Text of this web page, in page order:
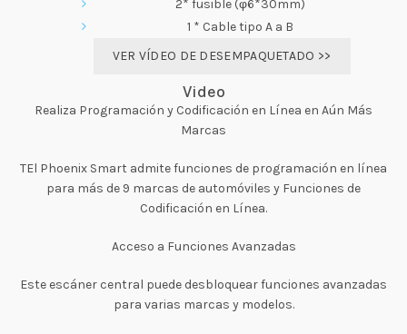
2* fusible (φ6*30mm)
1 * Cable tipo A a B
VER VÍDEO DE DESEMPAQUETADO >>
Video
Realiza Programación y Codificación en Línea en Aún Más
Marcas
TEl Phoenix Smart admite funciones de programación en línea
para más de 9 marcas de automóviles y Funciones de
Codificación en Línea.
Acceso a Funciones Avanzadas
Este escáner central puede desbloquear funciones avanzadas
para varias marcas y modelos.